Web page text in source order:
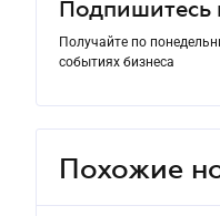
Подпишитесь
Получайте по
событиях бизнеса
Похожие